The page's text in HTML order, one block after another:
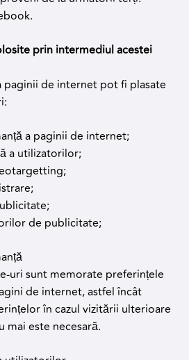
prin intermediul acestei
paginii de internet pot fi plasate
a paginii de internet;
a utilizatorilor;
de publicitate;
uri sunt memorate preferințele
de internet, astfel încât
în cazul vizitării ulterioare
mai este necesară.